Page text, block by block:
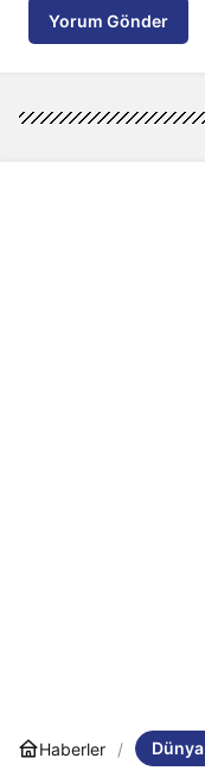
Yorum Gönder
Haberler Dünya